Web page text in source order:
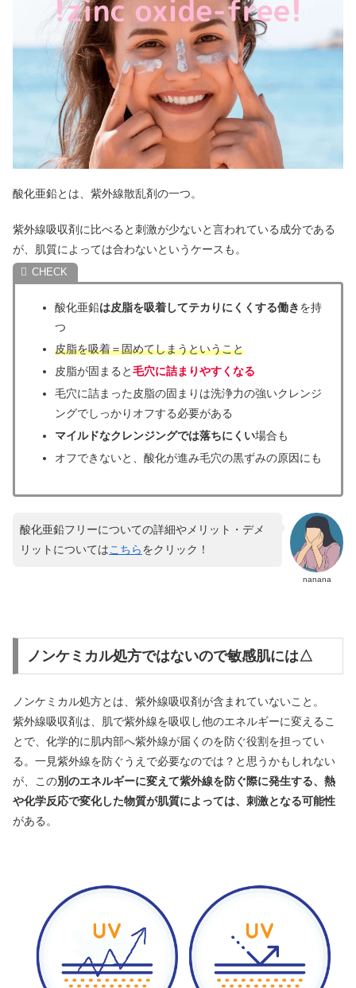
酸化亜鉛とは、紫外線散乱剤の一つ。
紫外線吸収剤に比べると刺激が少ないと言われている成分である
が、肌質によっては合わないというケースも。
酸化亜鉛は皮脂を吸着してテカりにくくする働きを持
つ
皮脂を吸着＝固めてしまうということ
皮脂が固まると毛穴に詰まりやすくなる
毛穴に詰まった皮脂の固まりは洗浄力の強いクレンジ
ングでしっかりオフする必要がある
マイルドなクレンジングでは落ちにくい場合も
オフできないと、酸化が進み毛穴の黒ずみの原因にも
nanana
酸化亜鉛フリーについての詳細やメリット・デメ
リットについてはこちらをクリック！
ノンケミカル処方ではないので敏感肌には△
ノンケミカル処方とは、紫外線吸収剤が含まれていないこと。
紫外線吸収剤は、肌で紫外線を吸収し他のエネルギーに変えるこ
とで、化学的に肌内部へ紫外線が届くのを防ぐ役割を担ってい
る。一見紫外線を防ぐうえで必要なのでは？と思うかもしれない
が、この別のエネルギーに変えて紫外線を防ぐ際に発生する、熱
や化学反応で変化した物質が肌質によっては、刺激となる可能性
がある。